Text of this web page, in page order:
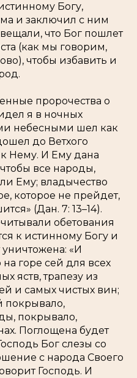
Богу,
и заключил с ним
что Бог пошлет
(как мы говорим,
чтобы избавить и
пророчества о
я в ночных
небесными шел как
до Ветхого
Нему. И Ему дана
чтобы все народы,
Ему; владычество
которое не прейдет,
(Дан. 7: 13–14).
обетования
к истинному Богу и
«И
горе сей для всех
яств, трапезу из
и самых чистых вин;
покрывало,
покрывало,
Поглощена будет
Бог слезы со
с народа Своего
Господь. И